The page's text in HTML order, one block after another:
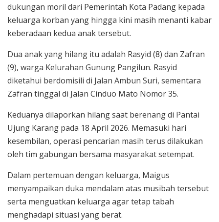
dukungan moril dari Pemerintah Kota Padang kepada
keluarga korban yang hingga kini masih menanti kabar
keberadaan kedua anak tersebut.
Dua anak yang hilang itu adalah Rasyid (8) dan Zafran
(9), warga Kelurahan Gunung Pangilun. Rasyid
diketahui berdomisili di Jalan Ambun Suri, sementara
Zafran tinggal di Jalan Cinduo Mato Nomor 35.
Keduanya dilaporkan hilang saat berenang di Pantai
Ujung Karang pada 18 April 2026. Memasuki hari
kesembilan, operasi pencarian masih terus dilakukan
oleh tim gabungan bersama masyarakat setempat.
Dalam pertemuan dengan keluarga, Maigus
menyampaikan duka mendalam atas musibah tersebut
serta menguatkan keluarga agar tetap tabah
menghadapi situasi yang berat.